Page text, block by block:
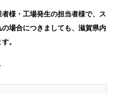
様・工場発生の担当者様で、ス
場合につきましても、滋賀県内
。